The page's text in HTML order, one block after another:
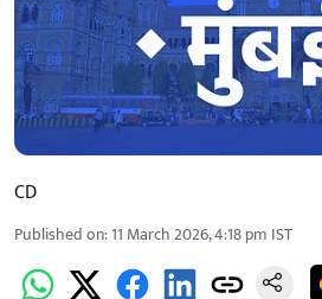
CD
Published on:11 March 2026, 4:18 pm IST